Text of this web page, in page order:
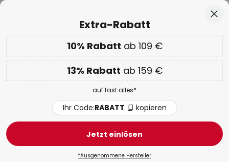
Nur
01D 08H 29M 33S
EXTRA 10% ab 109 € & 13% ab 159 €auf fast alles
Code:RABATT kopieren
WOW Week:Bis zu -70%
Braune Solarleuchten
Mit Bewegungsmelder Wandleuchten
Extra-Rabatt
10% Rabatt ab 109 €
13% Rabatt ab 159 €
auf fast alles*
Ihr Code:RABATT kopieren
Jetzt einlösen
*Ausgenommene Hersteller